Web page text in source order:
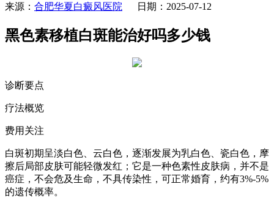
来源： 合肥华夏白癜风医院 日期：2025-07-12
黑色素移植白斑能治好吗多少钱
诊断要点
疗法概览
费用关注
白斑初期呈淡白色、云白色，逐渐发展为乳白色、瓷白色，摩
擦后局部皮肤可能轻微发红；它是一种色素性皮肤病，并不是
癌症，不会危及生命，不具传染性，可正常婚育，约有3%-5%
的遗传概率。